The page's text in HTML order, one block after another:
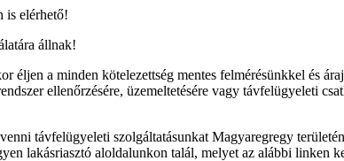
is elérhető!
állnak!
a minden kötelezettség mentes felmérésünkkel és
ellenőrzésére, üzemeltetésére vagy távfelügyeleti
távfelügyeleti szolgáltatásunkat Magyaregregy
lakásriasztó aloldalunkon talál, melyet az alábbi linken